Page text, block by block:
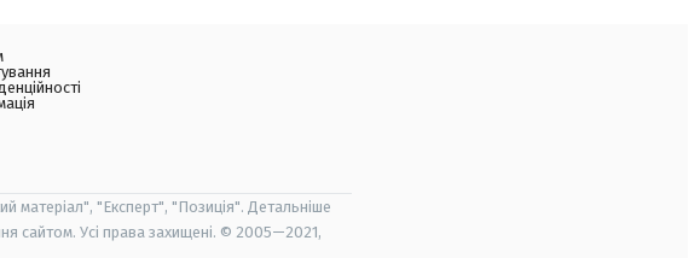
матеріал", "Експерт", "Позиція". Детальніше
сайтом. Усі права захищені. © 2005—2021,